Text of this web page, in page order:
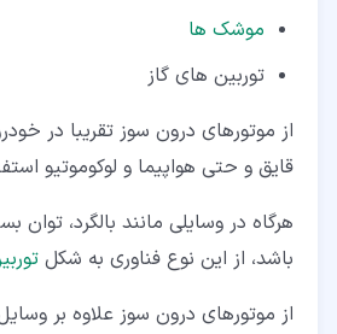
موشک ها
توربین های گاز
از موتورهای درون سوز تقریبا در
قایق و حتی هواپیما و لوکوموتیو
هرگاه در وسایلی مانند بالگرد، توان
باشد، از این نوع فناوری به شکل
از موتورهای درون سوز علاوه بر